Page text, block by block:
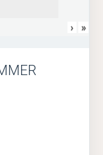
› »